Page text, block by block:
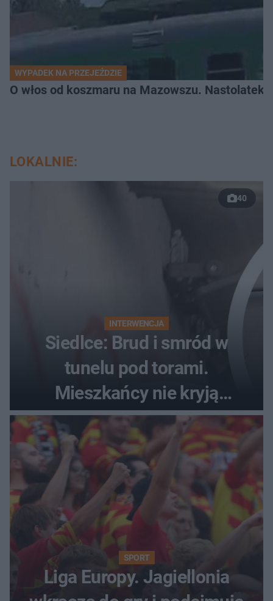
WYPADEK NA PRZEJEŹDZIE
O włos od koszmaru na Mazowszu. Nastolatek
LOKALNIE:
40
INTERWENCJA
Siedlce: Brud i smród w
tunelu pod torami.
Mieszkańcy nie kryją
oburzenia!
SPORT
Liga Europy. Jagiellonia